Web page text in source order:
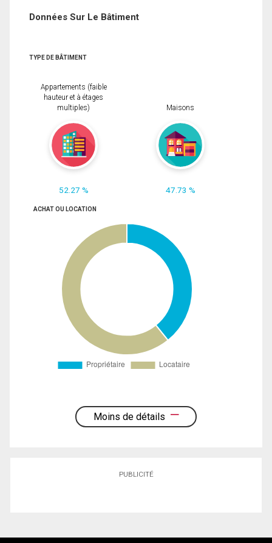
Données Sur Le Bâtiment
TYPE DE BÂTIMENT
Appartements (faible
hauteur et à étages
multiples)
52.27 %
Maisons
47.73 %
ACHAT OU LOCATION
Moins de détails
PUBLICITÉ